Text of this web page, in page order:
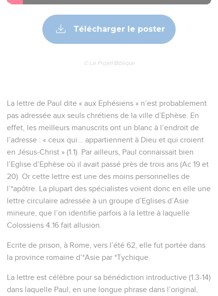
Télécharger le poster
© Le Projet Biblique
La lettre de Paul dite « aux Ephésiens » n’est probablement
pas adressée aux seuls chrétiens de la ville d’Ephèse. En
effet, les meilleurs manuscrits ont un blanc à l’endroit de
l’adresse : « ceux qui... appartiennent à Dieu et qui croient
en Jésus-Christ » (1.1). Par ailleurs, Paul connaissait bien
l’Eglise d’Ephèse où il avait passé près de trois ans (Ac 19 et
20). Or cette lettre est une des moins personnelles de
l’*apôtre. La plupart des spécialistes voient donc en elle une
lettre circulaire adressée à un groupe d’Eglises d’Asie
mineure, que l’on identifie parfois à la lettre à laquelle
Colossiens 4.16 fait allusion.
Ecrite de prison, à Rome, vers l’été 62, elle fut portée dans
la province romaine d’*Asie par *Tychique.
La lettre est célèbre pour sa bénédiction introductive (1.3-14)
dans laquelle Paul, en une longue phrase dans l’original,